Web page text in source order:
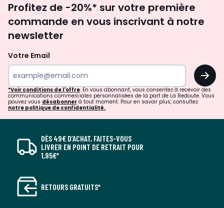
newsletter
Profitez de -20%* sur votre première
commande en vous inscrivant à notre
newsletter
Votre Email
OK
*Voir conditions de l'offre. En vous abonnant, vous consentez à recevoir des
communications commerciales personnalisées de la part de La Redoute. Vous
pouvez vous désabonner à tout moment. Pour en savoir plus, consultez
notre politique de confidentialité.
DÈS 49€ D’ACHAT, FAITES-VOUS
LIVRER EN POINT DE RETRAIT POUR
1,95€*
RETOURS GRATUITS*